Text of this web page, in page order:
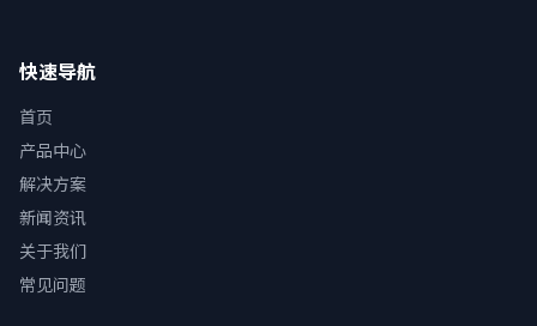
快速导航
首页
产品中心
解决方案
新闻资讯
关于我们
常见问题